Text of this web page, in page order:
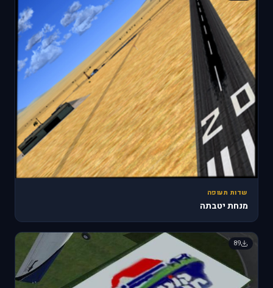
שדות תעופה
מנחת יטבתה
89